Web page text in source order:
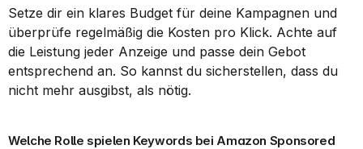
Setze dir ein klares Budget für deine Kampagnen und
überprüfe regelmäßig die Kosten pro Klick. Achte auf
die Leistung jeder Anzeige und passe dein Gebot
entsprechend an. So kannst du sicherstellen, dass du
nicht mehr ausgibst, als nötig.
Welche Rolle spielen Keywords bei Amazon Sponsored